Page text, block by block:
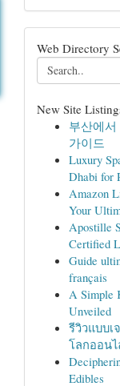
Web Directory
New Site
부산에
가이드
Luxury
Dhabi for
Amazon
Your
Apostille
Certified
Guide
français
A Simple
Unveiled
รีวิวแบบเ
โลกออน
Edibles